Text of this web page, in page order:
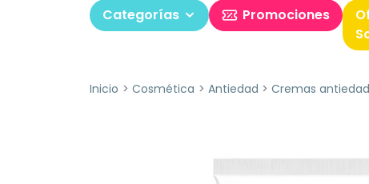
Categorías Promociones
Inicio Cosmética Antiedad Cremas antiedad